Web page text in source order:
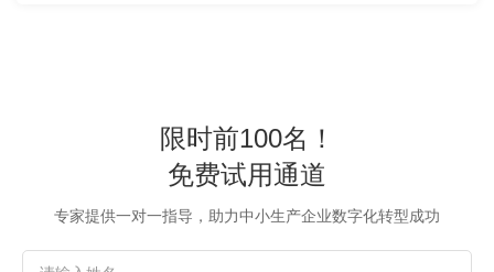
限时前100名！
免费试用通道
专家提供一对一指导，助力中小生产企业数字化转型成功